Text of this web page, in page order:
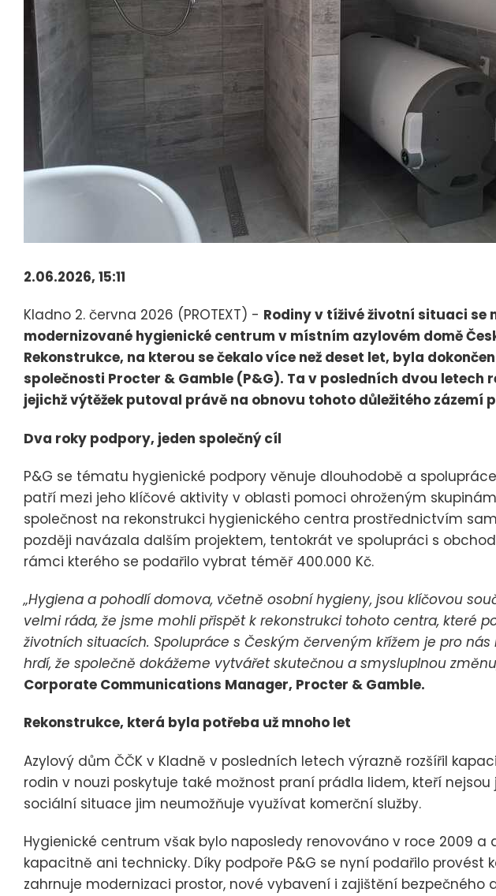
2.06.2026, 15:11
Kladno 2. června 2026 (PROTEXT) - Rodiny v tíživé životní situaci se
modernizované hygienické centrum v místním azylovém domě
Rekonstrukce, na kterou se čekalo více než deset let, byla
společnosti Procter & Gamble (P&G). Ta v posledních dvou letech
jejichž výtěžek putoval právě na obnovu tohoto důležitého zázemí
Dva roky podpory, jeden společný cíl
P&G se tématu hygienické podpory věnuje dlouhodobě a
patří mezi jeho klíčové aktivity v oblasti pomoci ohroženým
společnost na rekonstrukci hygienického centra prostřednictvím
později navázala dalším projektem, tentokrát ve spolupráci s
rámci kterého se podařilo vybrat téměř 400.000 Kč.
„Hygiena a pohodlí domova, včetně osobní hygieny, jsou klíčovou
velmi ráda, že jsme mohli přispět k rekonstrukci tohoto centra, které
životních situacích. Spolupráce s Českým červeným křížem je pro
hrdí, že společně dokážeme vytvářet skutečnou a smysluplnou
Corporate Communications Manager, Procter & Gamble.
Rekonstrukce, která byla potřeba už mnoho let
Azylový dům ČČK v Kladně v posledních letech výrazně rozšířil
rodin v nouzi poskytuje také možnost praní prádla lidem, kteří nejsou
sociální situace jim neumožňuje využívat komerční služby.
Hygienické centrum však bylo naposledy renovováno v roce 2009
kapacitně ani technicky. Díky podpoře P&G se nyní podařilo provést
zahrnuje modernizaci prostor, nové vybavení i zajištění bezpečného